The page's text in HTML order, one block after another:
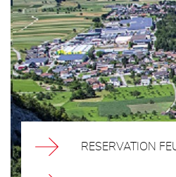
RESERVATION